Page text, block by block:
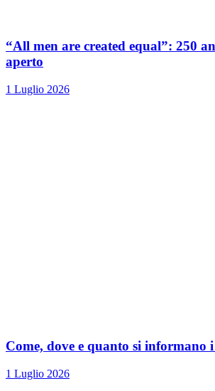
“All men are created equal”: 250
aperto
1 Luglio 2026
Come, dove e quanto si informano
1 Luglio 2026